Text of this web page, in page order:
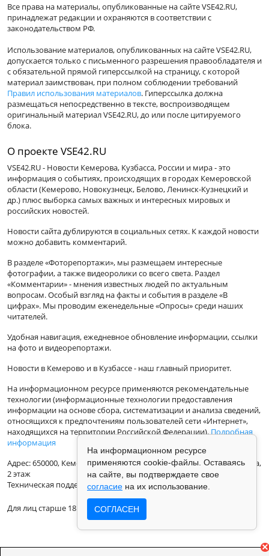
Все права на материалы, опубликованные на сайте VSE42.RU,
принадлежат редакции и охраняются в соответствии с
законодательством РФ.
Использование материалов, опубликованных на сайте VSE42.RU,
допускается только с письменного разрешения правообладателя и
с обязательной прямой гиперссылкой на страницу, с которой
материал заимствован, при полном соблюдении требований
Правил использования материалов. Гиперссылка должна
размещаться непосредственно в тексте, воспроизводящем
оригинальный материал VSE42.RU, до или после цитируемого
блока.
О проекте VSE42.RU
VSE42.RU - Новости Кемерова, Кузбасса, России и мира - это
информация о событиях, происходящих в городах Кемеровской
области (Кемерово, Новокузнецк, Белово, Ленинск-Кузнецкий и
др.) плюс выборка самых важных и интересных мировых и
российских новостей.
Новости сайта дублируются в социальных сетях. К каждой новости
можно добавить комментарий.
В разделе «Фоторепортажи», мы размещаем интересные
фотографии, а также видеоролики со всего света. Раздел
«Комментарии» - мнения известных людей по актуальным
вопросам. Особый взгляд на факты и события в разделе «В
цифрах». Мы проводим еженедельные «Опросы» среди наших
читателей.
Удобная навигация, ежедневное обновление информации, ссылки
на фото и видеорепортажи.
Новости в Кемерово и в Кузбассе - наш главный приоритет.
На информационном ресурсе применяются рекомендательные
технологии (информационные технологии предоставления
информации на основе сбора, систематизации и анализа сведений,
относящихся к предпочтениям пользователей сети «Интернет»,
находящихся на территории Российской Федерации).Подробная
информация
Адрес: 650000, Кемеровская Область, г.Кемерово, ул.Кузбасская 33а,
2 этаж
Техническая поддержка: support@vse42.ru
Для лиц старше 18 лет.
На информационном ресурсе
применяются cookie-файлы. Оставаясь
на сайте, вы подтверждаете свое
согласие на их использование.
СОГЛАСЕН